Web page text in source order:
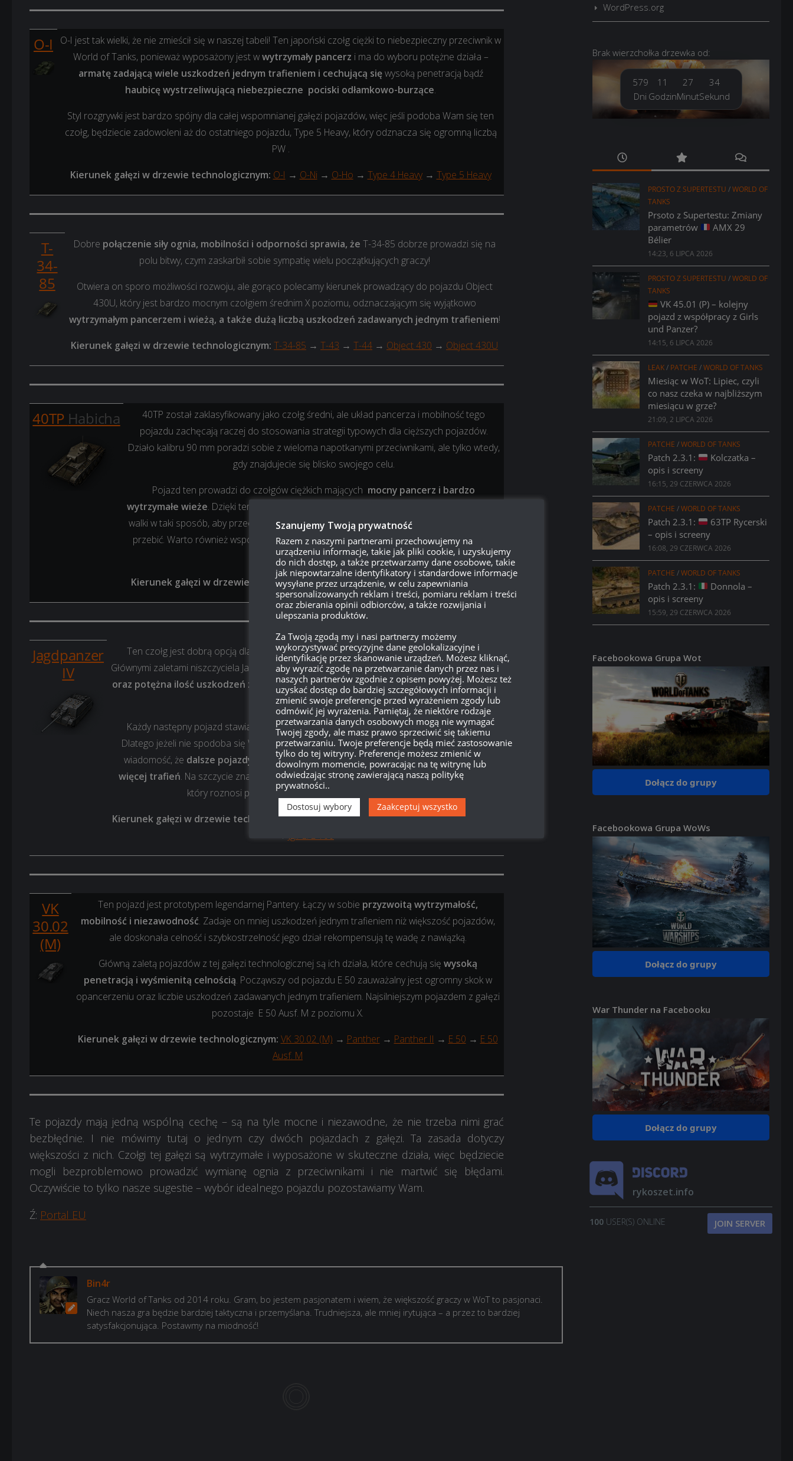
O-I
O-I jest tak wielki, że nie zmieścił się w naszej tabeli! Ten japoński czołg ciężki to niebezpieczny przeciwnik w
World of Tanks, ponieważ wyposażony jest wwytrzymały pancerz i ma do wyboru potężne działa –
armatę zadającą wiele uszkodzeń jednym trafieniem i cechującą sięwysoką penetracją bądź
haubicę wystrzeliwującą niebezpieczne pociski odłamkowo-burzące.
Styl rozgrywki jest bardzo spójny dla całej wspomnianej gałęzi pojazdów, więc jeśli podoba Wam się ten
czołg, będziecie zadowoleni aż do ostatniego pojazdu, Type 5 Heavy, który odznacza się ogromną liczbą
PW .
Kierunek gałęzi w drzewie technologicznym: O-I → O-Ni→ O-Ho → Type 4 Heavy→ Type 5 Heavy
T-
34-
85
Dobre połączenie siły ognia, mobilności i odporności sprawia, że T-34-85 dobrze prowadzi się na
polu bitwy, czym zaskarbił sobie sympatię wielu początkujących graczy!
Otwiera on sporo możliwości rozwoju, ale gorąco polecamy kierunek prowadzący do pojazdu Object
430U, który jest bardzo mocnym czołgiem średnim X poziomu, odznaczającym się wyjątkowo
wytrzymałym pancerzem i wieżą, a także dużą liczbą uszkodzeń zadawanych jednym trafieniem!
Kierunek gałęzi w drzewie technologicznym: T-34-85 → T-43 → T-44 → Object 430 → Object 430U
40TP Habicha
40TP został zaklasyfikowany jako czołg średni, ale układ pancerza i mobilność tego
pojazdu zachęcają raczej do stosowania strategii typowych dla cięższych pojazdów.
Działo kalibru 90 mm poradzi sobie z wieloma napotkanymi przeciwnikami, ale tylko wtedy,
gdy znajdujecie się blisko swojego celu.
Pojazd ten prowadzi do czołgów ciężkich mających mocny pancerz i bardzo
wytrzymałe wieże. Dzięki temu są idealne do stosowania taktyki z ukrywaniem kadłuba, tj.
walki w taki sposób, aby przeciwnik widział jedynie Waszą wieżę, której pancerz najtrudniej
przebić. Warto również wspomnieć, że czołgi te zadająbardzo dużą liczbę uszkodzeń
jednym trafieniem.
Kierunek gałęzi w drzewie technologicznym:40TP→45TP→53TP→50TP→
Jagdpanzer
IV
Ten czołg jest dobrą opcją dla osób, które mają ochotę pełnić w grze funkcję snajpera.
Głównymi zaletami niszczyciela Jagdpanzer IV jestzadziwiająco wysoki wskaźnik kamuflażu
oraz potężna ilość uszkodzeń zadawanych jednym trafieniemza pośrednictwem armaty
kalibru 8,8 cm.
Każdy następny pojazd stawia coraz mocniej na agresywną walkę na bliskim dystansie.
Dlatego jeżeli nie spodoba się Wam bardziej defensywny styl rozgrywki, z ulgą przyjmiecie
wiadomość, że dalsze pojazdy są bardziej wytrzymałe i pozwolą Wam przetrzymać
więcej trafień. Na szczycie znajduje się Jagdpanzer E 100 – ogromny niszczyciel czołgów,
który roznosi przeciwników na strzępy jednym trafieniem.
Kierunek gałęzi w drzewie technologicznym:Jg.Pz. IV→JPanther→Ferdinand→Jagdtiger
Jg.Pz. E 100
VK
30.02
(M)
Ten pojazd jest prototypem legendarnej Pantery. Łączy w sobie przyzwoitą wytrzymałość,
mobilność i niezawodność. Zadaje on mniej uszkodzeń jednym trafieniem niż większość pojazdów,
ale doskonała celność i szybkostrzelność jego dział rekompensują tę wadę z nawiązką.
Główną zaletą pojazdów z tej gałęzi technologicznej są ich działa, które cechują się wysoką
penetracją i wyśmienitą celnością. Począwszy od pojazdu E 50 zauważalny jest ogromny skok w
opancerzeniu oraz liczbie uszkodzeń zadawanych jednym trafieniem. Najsilniejszym pojazdem z gałęzi
pozostaje E 50 Ausf. M z poziomu X.
Kierunek gałęzi w drzewie technologicznym: VK 30.02 (M) → Panther→ Panther II → E 50 → E 50
Ausf. M
Te pojazdy mają jedną wspólną cechę – są na tyle mocne i niezawodne, że nie trzeba nimi grać
bezbłędnie. I nie mówimy tutaj o jednym czy dwóch pojazdach z gałęzi. Ta zasada dotyczy
większości z nich. Czołgi tej gałęzi są wytrzymałe i wyposażone w skuteczne działa, więc będziecie
mogli bezproblemowo prowadzić wymianę ognia z przeciwnikami i nie martwić się błędami.
Oczywiście to tylko nasze sugestie – wybór idealnego pojazdu pozostawiamy Wam.
Ź: Portal EU
Bin4r
Gracz World of Tanks od 2014 roku. Gram, bo jestem pasjonatem i wiem, że większość graczy w WoT to pasjonaci.
Niech nasza gra będzie bardziej taktyczna i przemyślana. Trudniejsza, ale mniej irytująca – a przez to bardziej
satysfakcjonująca. Postawmy na miodność!
WordPress.org
Brak wierzchołka drzewka od:
579
Dni
11
Godzin
27
Minut
35
Sekund
PROSTO Z SUPERTESTU /WORLD OF
TANKS
Prsoto z Supertestu: Zmiany
parametrów
AMX 29
Bélier
14:23, 6 LIPCA 2026
PROSTO Z SUPERTESTU /WORLD OF
TANKS
VK 45.01 (P) – kolejny
pojazd z współpracy z Girls
und Panzer?
14:15, 6 LIPCA 2026
LEAK/ PATCHE /WORLD OF TANKS
Miesiąc w WoT: Lipiec, czyli
co nasz czeka w najbliższym
miesiącu w grze?
21:09, 2 LIPCA 2026
PATCHE /WORLD OF TANKS
Patch 2.3.1:
Kolczatka –
opis i screeny
16:15, 29 CZERWCA 2026
PATCHE /WORLD OF TANKS
Patch 2.3.1:
63TP Rycerski
– opis i screeny
16:08, 29 CZERWCA 2026
PATCHE /WORLD OF TANKS
Patch 2.3.1:
Donnola –
opis i screeny
15:59, 29 CZERWCA 2026
Facebookowa Grupa Wot
Dołącz do grupy
Facebookowa Grupa WoWs
Dołącz do grupy
War Thunder na Facebooku
Dołącz do grupy
rykoszet.info
100 USER(S) ONLINE JOIN SERVER
Szanujemy Twoją prywatność
Razem z naszymi partnerami przechowujemy na
urządzeniu informacje, takie jak pliki cookie, i uzyskujemy
do nich dostęp, a także przetwarzamy dane osobowe, takie
jak niepowtarzalne identyfikatory i standardowe informacje
wysyłane przez urządzenie, w celu zapewniania
spersonalizowanych reklam i treści, pomiaru reklam i treści
oraz zbierania opinii odbiorców, a także rozwijania i
ulepszania produktów.
Za Twoją zgodą my i nasi partnerzy możemy
wykorzystywać precyzyjne dane geolokalizacyjne i
identyfikację przez skanowanie urządzeń. Możesz kliknąć,
aby wyrazić zgodę na przetwarzanie danych przez nas i
naszych partnerów zgodnie z opisem powyżej. Możesz też
uzyskać dostęp do bardziej szczegółowych informacji i
zmienić swoje preferencje przed wyrażeniem zgody lub
odmówić jej wyrażenia. Pamiętaj, że niektóre rodzaje
przetwarzania danych osobowych mogą nie wymagać
Twojej zgody, ale masz prawo sprzeciwić się takiemu
przetwarzaniu. Twoje preferencje będą mieć zastosowanie
tylko do tej witryny. Preferencje możesz zmienić w
dowolnym momencie, powracając na tę witrynę lub
odwiedzając stronę zawierającą naszą politykę
prywatności..
Dostosuj wybory Zaakceptuj wszystko